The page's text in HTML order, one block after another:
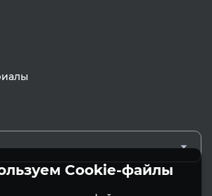
Cookie-файлы